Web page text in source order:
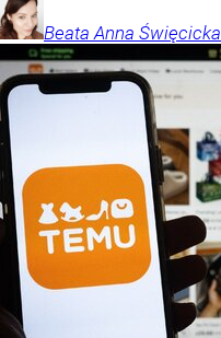
Beata Anna Święcicka